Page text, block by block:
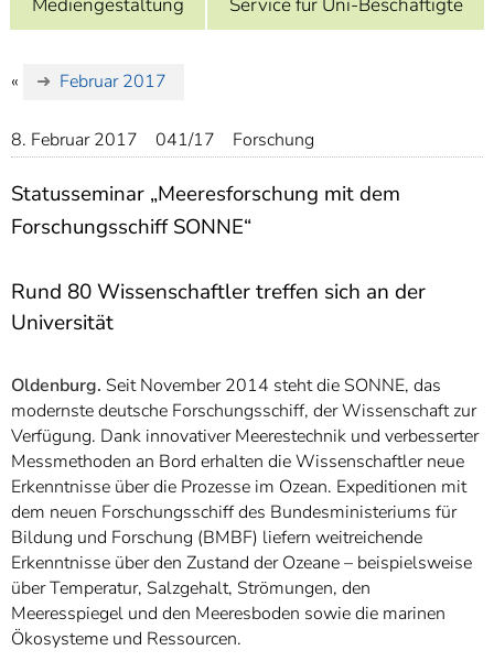
7]
Informationen zur
« Februar 2017
8. Februar 2017 041/17 Forschung
Statusseminar „Meeresforschung mit dem
Forschungsschiff SONNE“
Rund 80 Wissenschaftler treffen sich an der
Universität
Oldenburg. Seit November 2014 steht die SONNE, das
modernste deutsche Forschungsschiff, der Wissenschaft zur
Verfügung. Dank innovativer Meerestechnik und verbesserter
Messmethoden an Bord erhalten die Wissenschaftler neue
Erkenntnisse über die Prozesse im Ozean. Expeditionen mit
dem neuen Forschungsschiff des Bundesministeriums für
Bildung und Forschung (BMBF) liefern weitreichende
Erkenntnisse über den Zustand der Ozeane – beispielsweise
über Temperatur, Salzgehalt, Strömungen, den
Meeresspiegel und den Meeresboden sowie die marinen
Ökosysteme und Ressourcen.